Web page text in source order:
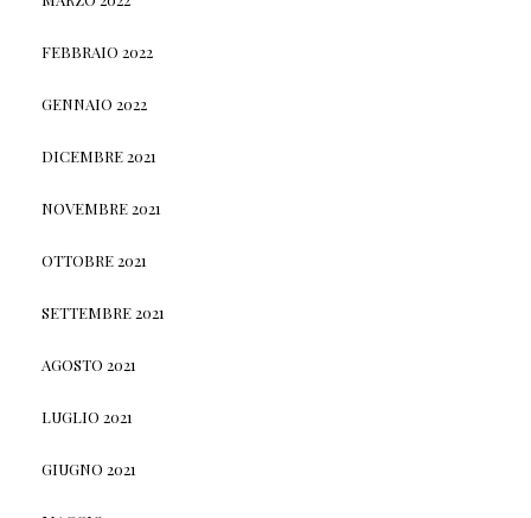
FEBBRAIO 2022
GENNAIO 2022
DICEMBRE 2021
NOVEMBRE 2021
OTTOBRE 2021
SETTEMBRE 2021
AGOSTO 2021
LUGLIO 2021
GIUGNO 2021